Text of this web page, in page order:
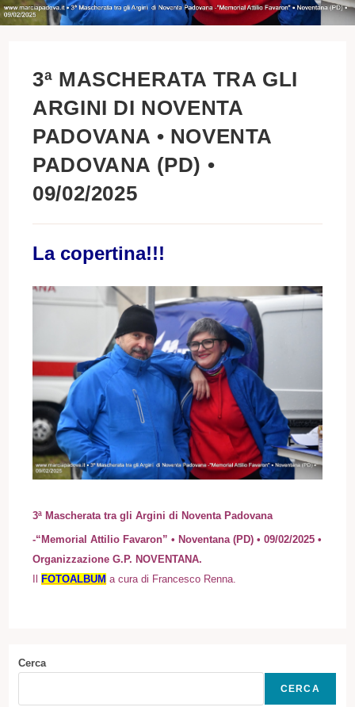
3ª MASCHERATA TRA GLI
ARGINI DI NOVENTA
PADOVANA • NOVENTA
PADOVANA (PD) •
09/02/2025
La copertina!!!
3ª Mascherata tra gli Argini di Noventa Padovana
-“Memorial Attilio Favaron” • Noventana (PD) • 09/02/2025 •
Organizzazione G.P. NOVENTANA.
FOTOALBUM a cura di Francesco Renna.
Cerca
CERCA